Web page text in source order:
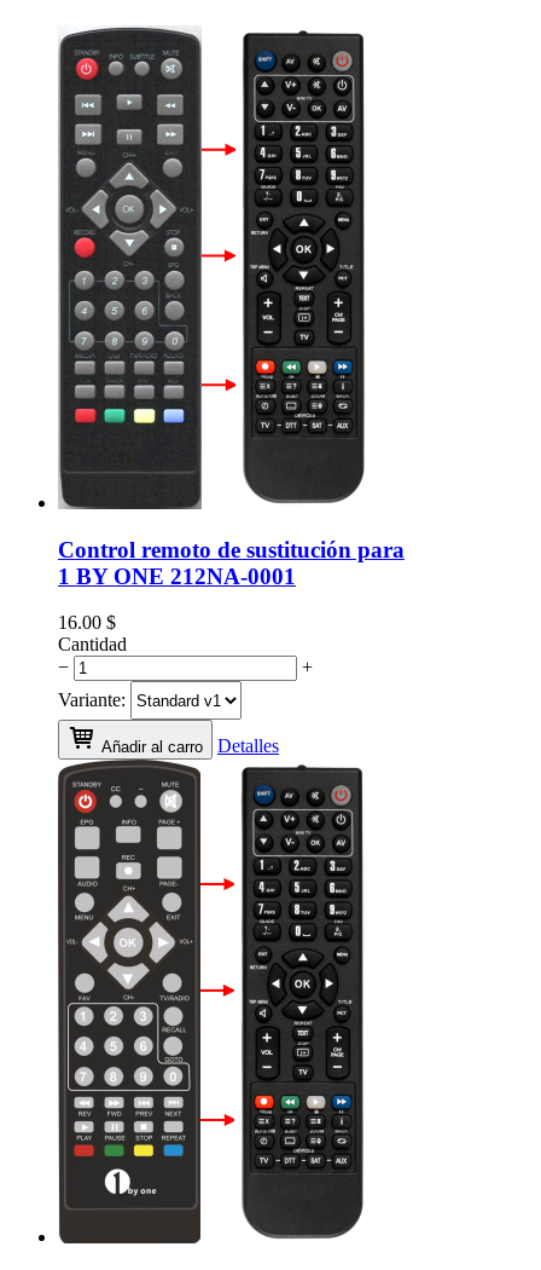
Control remoto de sustitución para
1 BY ONE 212NA-0001
16.00 $
Cantidad
−
+
Variante:
Añadir al carro Detalles